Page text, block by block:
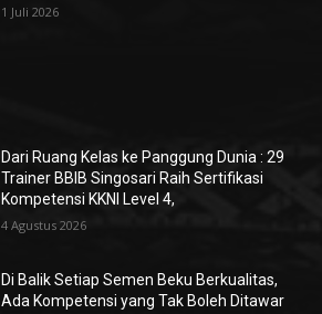
1 Juli 2026
Dari Ruang Kelas ke Panggung Dunia : 29
Trainer BBIB Singosari Raih Sertifikasi
Kompetensi KKNI Level 4,
4 Agustus 2026
Di Balik Setiap Semen Beku Berkualitas,
Ada Kompetensi yang Tak Boleh Ditawar